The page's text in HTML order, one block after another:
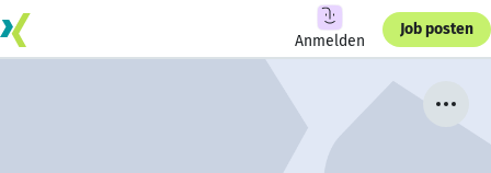
Anmelden
Job posten